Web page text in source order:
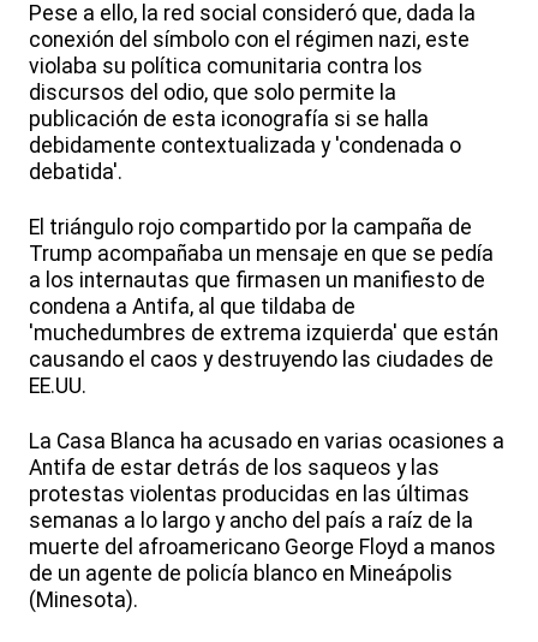
Pese a ello, la red social consideró que, dada la
conexión del símbolo con el régimen nazi, este
violaba su política comunitaria contra los
discursos del odio, que solo permite la
publicación de esta iconografía si se halla
debidamente contextualizada y 'condenada o
debatida'.
El triángulo rojo compartido por la campaña de
Trump acompañaba un mensaje en que se pedía
a los internautas que firmasen un manifiesto de
condena a Antifa, al que tildaba de
'muchedumbres de extrema izquierda' que están
causando el caos y destruyendo las ciudades de
EE.UU.
La Casa Blanca ha acusado en varias ocasiones a
Antifa de estar detrás de los saqueos y las
protestas violentas producidas en las últimas
semanas a lo largo y ancho del país a raíz de la
muerte del afroamericano George Floyd a manos
de un agente de policía blanco en Mineápolis
(Minesota).